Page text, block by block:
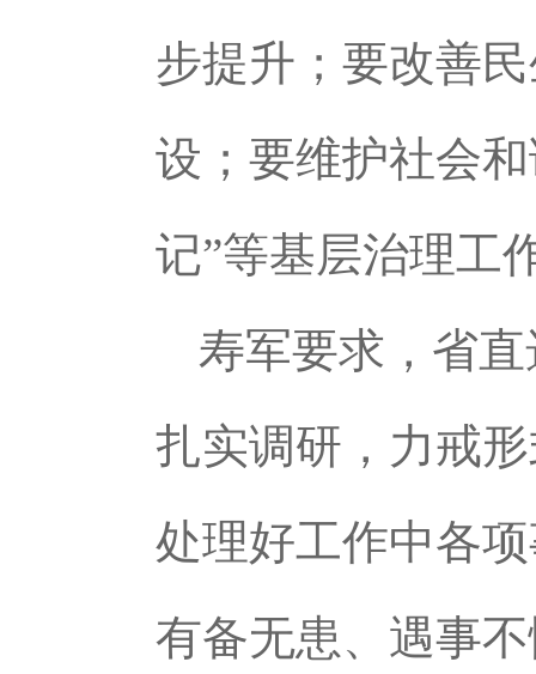
步提升；要改善
设；要维护社会
记”等基层治理工
寿军要求，省
扎实调研，力戒
处理好工作中各
有备无患、遇事